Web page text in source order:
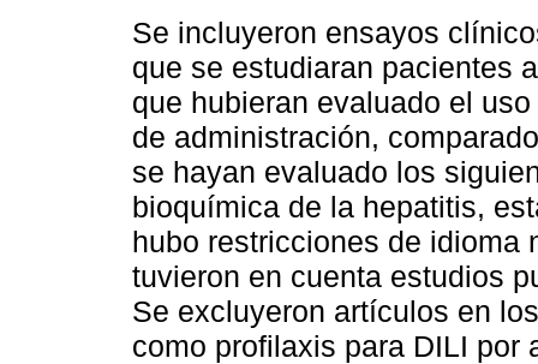
Se incluyeron ensayos
que se estudiaran pacientes
que hubieran evaluado el
de administración,
se hayan evaluado los
bioquímica de la hepatitis,
hubo restricciones de idioma
tuvieron en cuenta estudios
Se excluyeron artículos en
como profilaxis para DILI por